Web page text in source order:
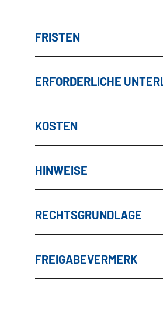
FRISTEN
ERFORDERLICHE
KOSTEN
HINWEISE
RECHTSGRUNDLAGE
FREIGABEVERMERK